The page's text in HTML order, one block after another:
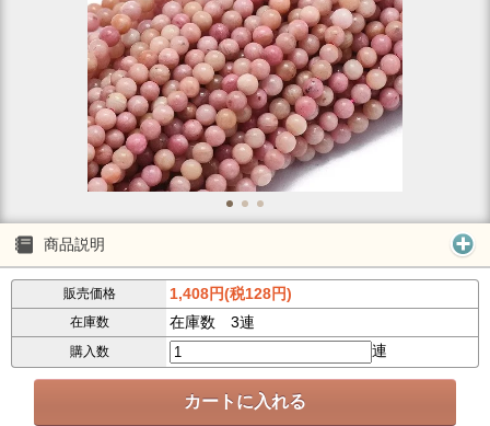
商品説明
販売価格 1,408円(税128円)
在庫数 在庫数 3連
購入数 連